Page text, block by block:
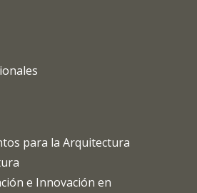
para la Arquitectura
e Innovación en